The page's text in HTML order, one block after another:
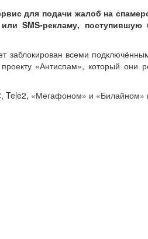
для подачи жалоб на
SMS-рекламу, поступившую
заблокирован всеми
«Антиспам», который они
Tele2, «Мегафоном» и «Билайном»